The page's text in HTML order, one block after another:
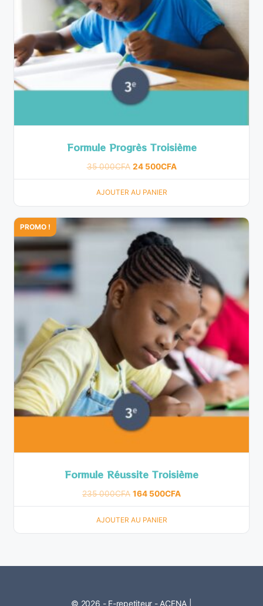
Formule Progrès Troisième
35 000CFA 24 500CFA
AJOUTER AU PANIER
PROMO !
Formule Réussite Troisième
235 000CFA 164 500CFA
AJOUTER AU PANIER
© 2026 - E-repetiteur - ACENA |